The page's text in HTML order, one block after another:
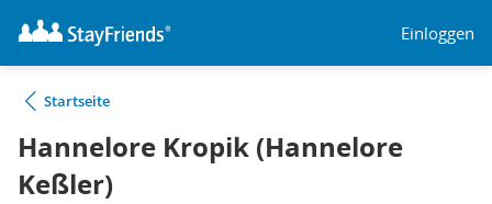
Einloggen
Startseite
Hannelore Kropik (Hannelore
Keßler)